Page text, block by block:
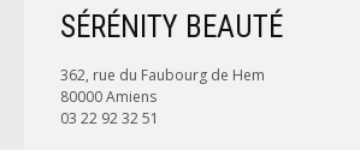
SÉRÉNITY BEAUTÉ
362, rue du Faubourg de Hem
80000 Amiens
03 22 92 32 51